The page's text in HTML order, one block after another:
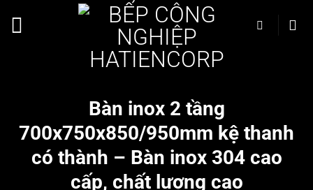
qua
Bàn inox 2 tầng
700x750x850/950mm kệ thanh
có thành – Bàn inox 304 cao
cấp, chất lượng cao